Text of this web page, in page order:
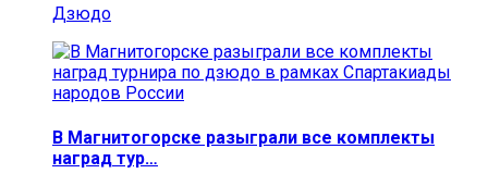
Дзюдо
В Магнитогорске разыграли все комплекты
наград тур…